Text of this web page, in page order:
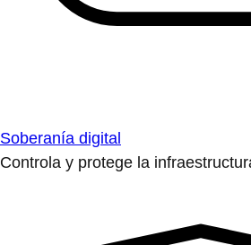
Soberanía digital
Controla y protege la